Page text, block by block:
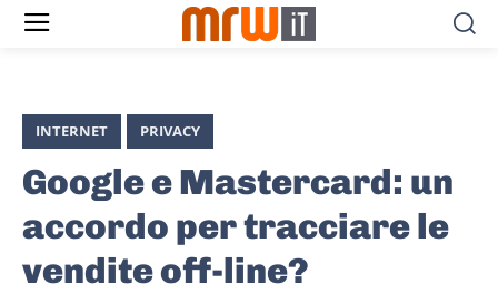
INTERNET PRIVACY
Google e Mastercard: un
accordo per tracciare le
vendite off-line?